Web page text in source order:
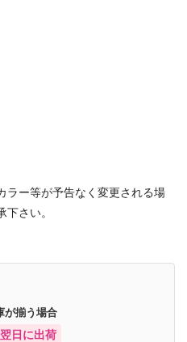
ー等が予告なく変更される場
さい。
が揃う場合
日に出荷